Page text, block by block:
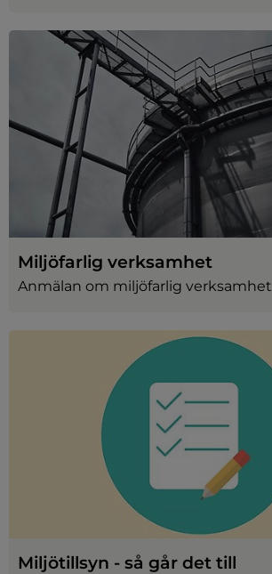
Miljöfarlig verksamhet
Anmälan om miljöfarlig verksamhet
Miljötillsyn - så går det till